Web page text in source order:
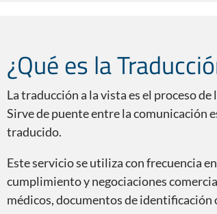
¿Sabía usted
¿Qué es la
La traducción a la vista es el proceso
Sirve de puente entre la comunicación
traducido.
Este servicio se utiliza con frecuencia
cumplimiento y negociaciones
médicos, documentos de identificación